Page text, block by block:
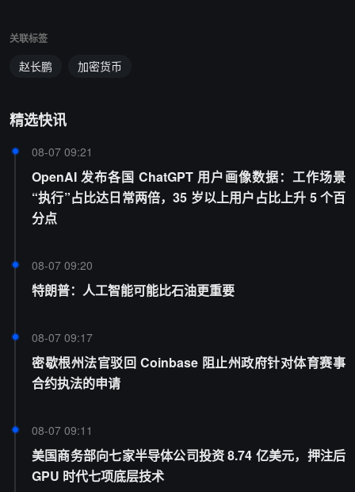
关联标签
赵长鹏 加密货币
精选快讯
08-07 09:21
OpenAI 发布各国 ChatGPT 用户画像数据：工作场景
“执行”占比达日常两倍，35 岁以上用户占比上升 5 个百
分点
08-07 09:20
特朗普：人工智能可能比石油更重要
08-07 09:17
密歇根州法官驳回 Coinbase 阻止州政府针对体育赛事
合约执法的申请
08-07 09:11
美国商务部向七家半导体公司投资 8.74 亿美元，押注后
GPU 时代七项底层技术